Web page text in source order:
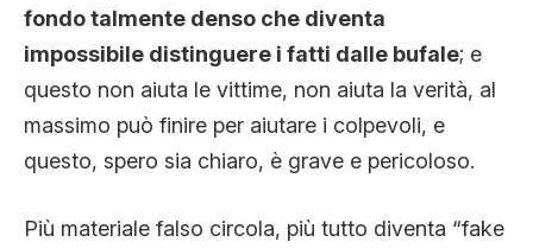
fondo talmente denso che diventa
impossibile distinguere i fatti dalle bufale; e
questo non aiuta le vittime, non aiuta la verità, al
massimo può finire per aiutare i colpevoli, e
questo, spero sia chiaro, è grave e pericoloso.
Più materiale falso circola, più tutto diventa “fake